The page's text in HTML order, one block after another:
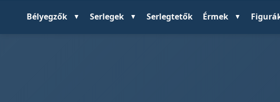
Bélyegzők Serlegek Serlegtetők Érmek